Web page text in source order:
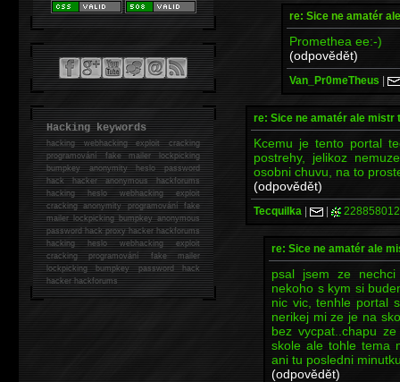
re: Sice ne amatér
Promethea ee:-)
(odpovědět)
Van_Pr0meTheus |
re: Sice ne amatér ale mistr
Kcemu je tento portal
postrehy, jelikoz
osobni chuvu, na to
(odpovědět)
Tecquilka | | 228858012
re: Sice ne amatér ale
psal jsem ze
nekoho s kym si
nic vic, tenhle portal
nerikej mi ze je na
bez vycpat..chapu
skole ale tohle tema
ani tu posledni
(odpovědět)
Hacking keywords
hackingwebhacking exploit cracking
programování fake mailer lockpicking
bumpkey anonymity heslo password
hackhacker anonymous hackforums
hackingheslo webhacking exploit
cracking anonymity programování fake
mailer lockpicking bumpkey anonymous
password hack proxy hacker hackforums
hacking heslo webhacking exploit
cracking programování fake mailer
lockpicking bumpkey password hack
hackerhackforums